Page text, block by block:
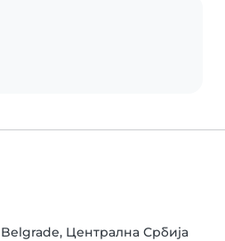
Belgrade, Централна Србија